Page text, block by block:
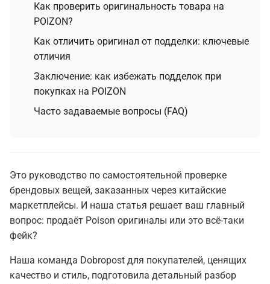
Как проверить оригинальность товара на
POIZON?
Как отличить оригинал от подделки: ключевые
отличия
Заключение: как избежать подделок при
покупках на POIZON
Часто задаваемые вопросы (FAQ)
Это руководство по самостоятельной проверке
брендовых вещей, заказанных через китайские
маркетплейсы. И наша статья решает ваш главный
вопрос: продаёт Poison оригиналы или это всё-таки
фейк?
Наша команда Dobropost для покупателей, ценящих
качество и стиль, подготовила детальный разбор